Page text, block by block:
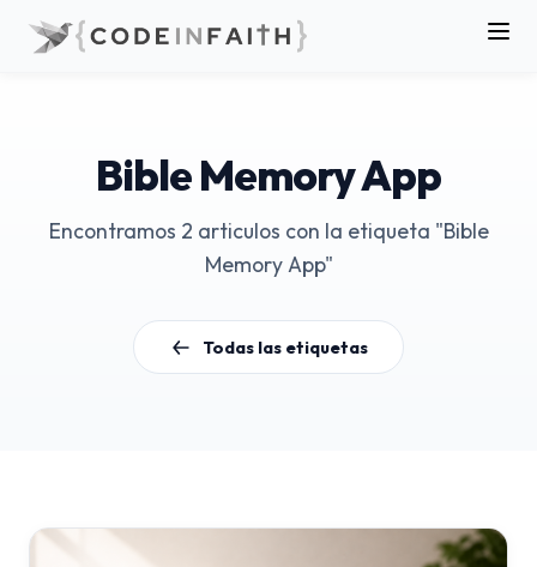
Bible Memory App
Encontramos 2 articulos con la etiqueta "Bible
Memory App"
Todas las etiquetas